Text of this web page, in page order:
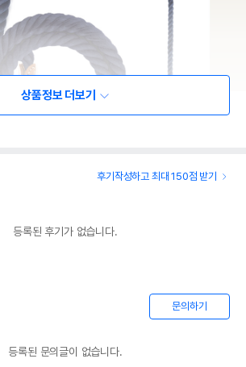
상품정보 더보기
후기작성하고 최대 150점 받기
등록된 후기가 없습니다.
문의하기
등록된 문의글이 없습니다.